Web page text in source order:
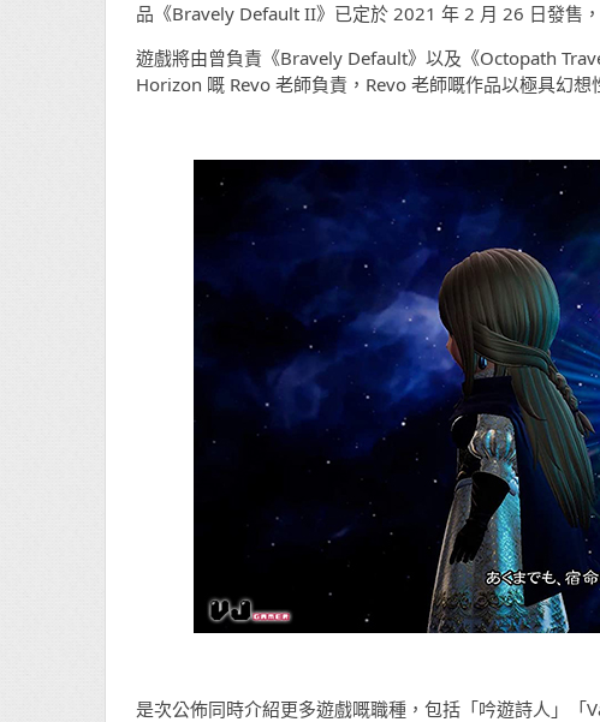
品《Bravely Default II》已定於 2021 年 2 月 26 日發售
遊戲將由曾負責《Bravely Default》以及《Octopath
Horizon 嘅 Revo 老師負責，Revo 老師嘅作品以極具幻想
是次公佈同時介紹更多遊戲嘅職種，包括「吟遊詩人」